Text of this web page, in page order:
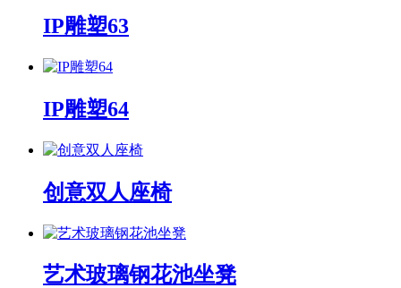
IP雕塑63
IP雕塑64
创意双人座椅
艺术玻璃钢花池坐凳